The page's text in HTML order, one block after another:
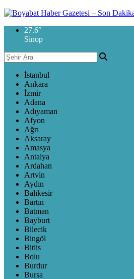
27.6°
Sinop
İstanbul
Ankara
İzmir
Adana
Adıyaman
Afyon
Ağrı
Aksaray
Amasya
Antalya
Ardahan
Artvin
Aydın
Balıkesir
Bartın
Batman
Bayburt
Bilecik
Bingöl
Bitlis
Bolu
Burdur
Bursa